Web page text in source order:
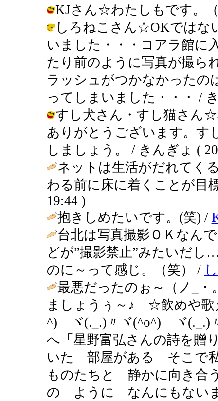
KJさん☆わたしもです。（
しろねこさん☆OKではな
いました・・・コアラ館に
たり前のように写真が撮ら
ラッシュがつかなかったの
ってしまいました・・・ /
すし犬さん・すし猫さん
ありがとうございます。す
しましょう。 / きんぎょ (
ネットは生活がだれてく
わる前に床に着くことが
19:44 )
抱きしめたいです。(笑) /
台北は写真撮影ＯＫなん
どが”撮影禁止”みたいだ
のに～って感じ。（笑） /
最悪だったのぉ～（ノ_
ましょうぅ～♪ ☆飲めや歌
^)ゞヾ(._.)〃ヾ(^o^)ゞヾ
へ「星野富弘さんの詩を
いた 部屋がある そこで
ものたちと 静かに向き合
の ように なんにもない